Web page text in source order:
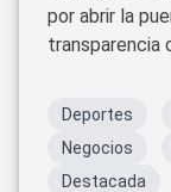
por abrir la
transparencia
Deportes
Negocios
Destacada